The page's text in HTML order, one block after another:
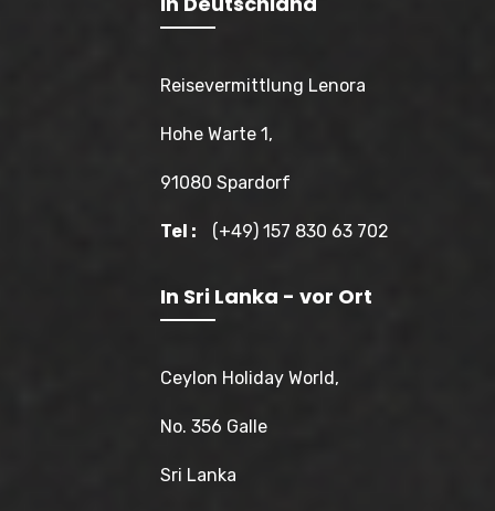
Reisevermittlung Lenora
Hohe Warte 1,
91080 Spardorf
Tel : (+49) 157 830 63 702
In Sri Lanka - vor Ort
Ceylon Holiday World,
No. 356 Galle
Sri Lanka